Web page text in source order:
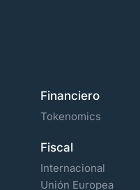
Financiero
Tokenomics
Fiscal
Internacional
Unión Europea